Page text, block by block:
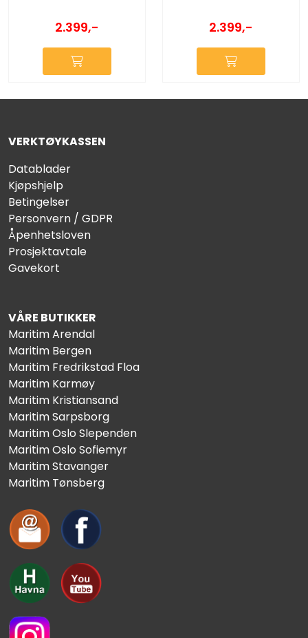
2.399,- 2.399,-
VERKTØYKASSEN
Datablader
Kjøpshjelp
Betingelser
Personvern / GDPR
Åpenhetsloven
Prosjektavtale
Gavekort
VÅRE BUTIKKER
Maritim Arendal
Maritim Bergen
Maritim Fredrikstad Floa
Maritim Karmøy
Maritim Kristiansand
Maritim Sarpsborg
Maritim Oslo Slependen
Maritim Oslo Sofiemyr
Maritim Stavanger
Maritim Tønsberg